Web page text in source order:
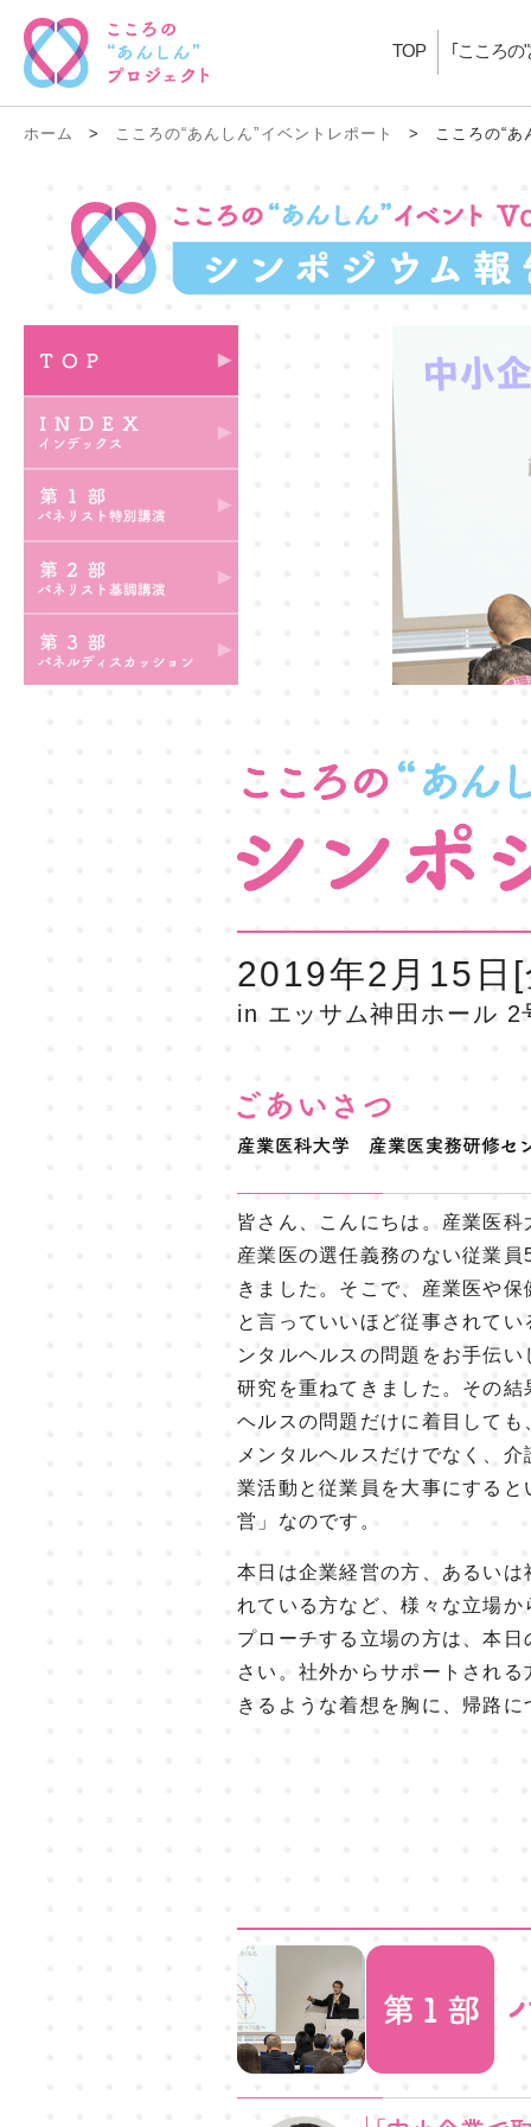
TOP ｢こころの
ホーム > こころの“あんしん”イベントレポート > こころの“
2019年2月15日
in エッサム神田ホール 2
皆さん、こんにちは。産業医
産業医の選任義務のない従業
きました。そこで、産業医や
と言っていいほど従事されて
ンタルヘルスの問題をお手伝
研究を重ねてきました。その
ヘルスの問題だけに着目して
メンタルヘルスだけでなく、
業活動と従業員を大事にする
営」なのです。
本日は企業経営の方、あるい
れている方など、様々な立場
プローチする立場の方は、本
さい。社外からサポートされ
きるような着想を胸に、帰路